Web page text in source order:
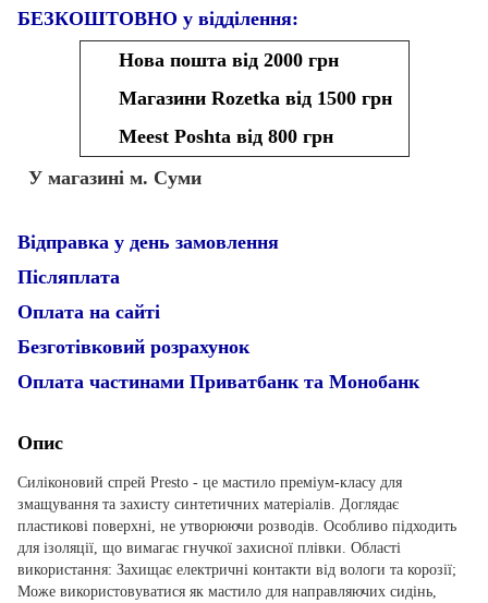
БЕЗКОШТОВНО у відділення:
Нова пошта від 2000 грн
Магазини Rozetka від 1500 грн
Meest Poshta від 800 грн
У магазині м. Суми
Відправка у день замовлення
Післяплата
Оплата на сайті
Безготівковий розрахунок
Оплата частинами Приватбанк та Монобанк
Опис
Силіконовий спрей Presto - це мастило преміум-класу для
змащування та захисту синтетичних матеріалів. Доглядає
пластикові поверхні, не утворюючи розводів. Особливо підходить
для ізоляції, що вимагає гнучкої захисної плівки. Області
використання: Захищає електричні контакти від вологи та корозії;
Може використовуватися як мастило для направляючих сидінь,